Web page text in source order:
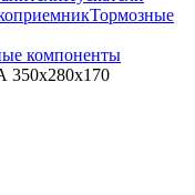
Тормозные
компоненты
350х280х170